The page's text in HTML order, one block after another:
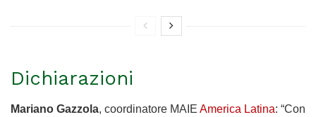
Dichiarazioni
Mariano Gazzola, coordinatore MAIE America Latina: “Con